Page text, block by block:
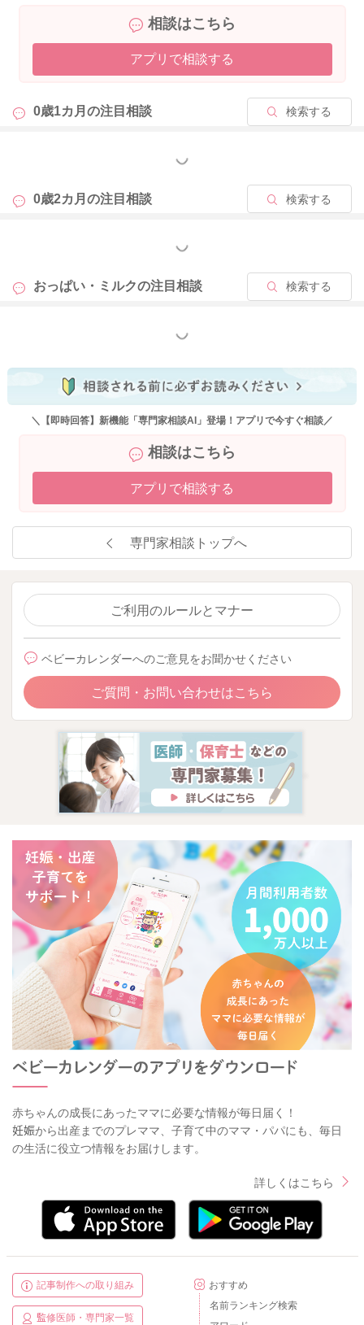
さんによっては、よく飲めるお子さんもいらっしゃるのです
が、140ml飲ませていただいても、3時間もたなかったり、頻回
に欲しがってしまうお子さんの場合は、乳首や哺乳瓶を変えて
が、よく飲めるお子さんの場合には、早く飲み終えてしまうこ
とも多く、より硬い乳首にしていただいたり、もう少し月齢の
に時間がかかるものに変えていただくと、同じ量でも飲むのに
ださいね。
相談はこちら
アプリで相談する
0歳1カ月の注目相談 検索する
もっと見る
0歳2カ月の注目相談 検索する
もっと見る
おっぱい・ミルクの注目相談 検索する
もっと見る
＼【即時回答】新機能「専門家相談AI」登場！アプリで今すぐ相談／
相談はこちら
アプリで相談する
専門家相談トップへ
ご利用のルールとマナー
ベビーカレンダーへのご意見をお聞かせください
ご質問・お問い合わせはこちら
赤ちゃんの成長にあったママに必要な情報が毎日届く！
妊娠から出産までのプレママ、子育て中のママ・パパにも、毎日
の生活に役立つ情報をお届けします。
詳しくはこちら
記事制作への取り組み
監修医師・専門家一覧
おすすめ
名前ランキング検索